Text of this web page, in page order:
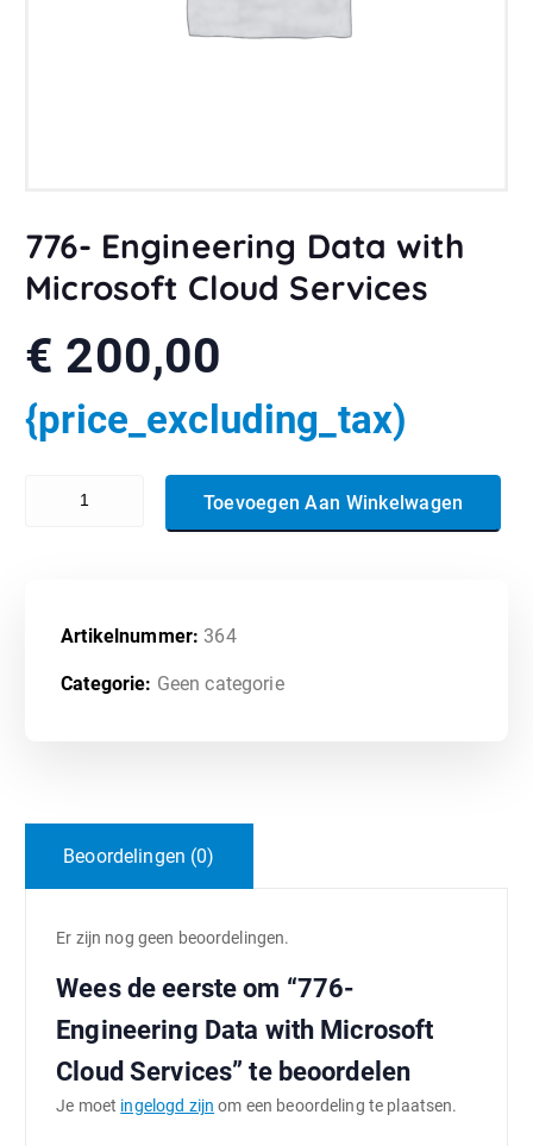
776- Engineering Data with
Microsoft Cloud Services
€ 200,00
{price_excluding_tax)
Toevoegen Aan Winkelwagen
Artikelnummer: 364
Categorie: Geen categorie
Beoordelingen (0)
Er zijn nog geen beoordelingen.
Wees de eerste om “776-
Engineering Data with Microsoft
Cloud Services” te beoordelen
Je moet ingelogd zijn om een beoordeling te plaatsen.